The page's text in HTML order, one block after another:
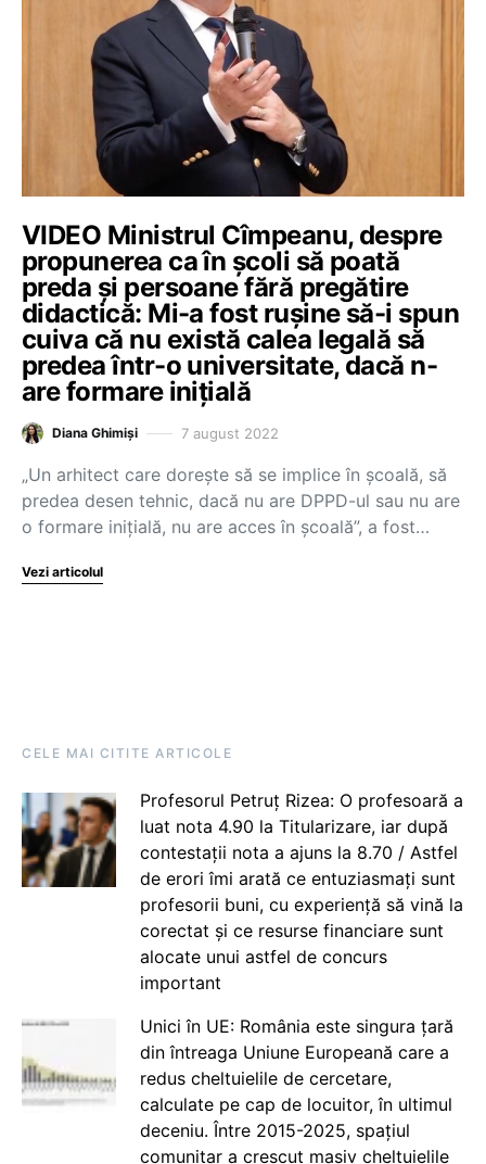
VIDEO Ministrul Cîmpeanu, despre
propunerea ca în școli să poată
preda și persoane fără pregătire
didactică: Mi-a fost rușine să-i spun
cuiva că nu există calea legală să
predea într-o universitate, dacă n-
are formare inițială
Diana Ghimiși 7 august 2022
„Un arhitect care dorește să se implice în școală, să
predea desen tehnic, dacă nu are DPPD-ul sau nu are
o formare inițială, nu are acces în școală”, a fost…
Vezi articolul
CELE MAI CITITE ARTICOLE
Profesorul Petruț Rizea: O profesoară a
luat nota 4.90 la Titularizare, iar după
contestații nota a ajuns la 8.70 / Astfel
de erori îmi arată ce entuziasmați sunt
profesorii buni, cu experiență să vină la
corectat și ce resurse financiare sunt
alocate unui astfel de concurs
important
Unici în UE: România este singura țară
din întreaga Uniune Europeană care a
redus cheltuielile de cercetare,
calculate pe cap de locuitor, în ultimul
deceniu. Între 2015-2025, spațiul
comunitar a crescut masiv cheltuielile